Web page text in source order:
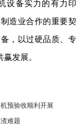
设备实力的有力印
造业合作的重要契
，以过硬品质、专
发展。
预验收顺利开展
难题